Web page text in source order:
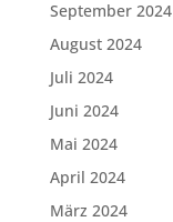
September 2024
August 2024
Juli 2024
Juni 2024
Mai 2024
April 2024
März 2024